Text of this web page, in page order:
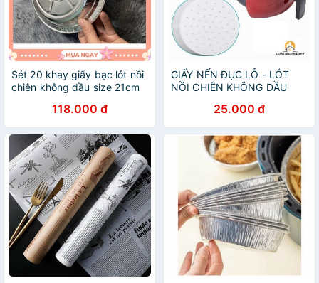
Sét 20 khay giấy bạc lót nồi
chiên không dầu size 21cm
118.000 đ
GIẤY NẾN ĐỤC LỖ - LÓT
NỒI CHIÊN KHÔNG DẦU
25.000 đ